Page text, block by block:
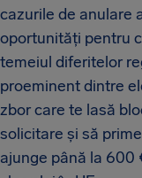
cazurile de anulare
oportunități pentru
temeiul diferitelor
proeminent dintre
zbor care te lasă
solicitare și să
ajunge până la 600